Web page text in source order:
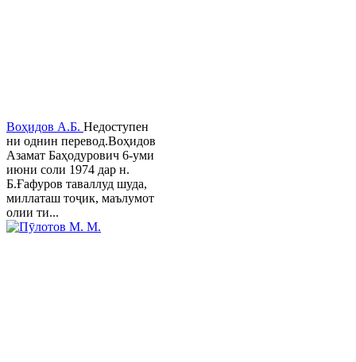
Воҳидов А.Б. Недоступен
ни однин перевод.Воҳидов
Азамат Баҳодурович 6-уми
июни соли 1974 дар н.
Б.Ғафуров таваллуд шуда,
миллаташ тоҷик, маълумот
олии ти...